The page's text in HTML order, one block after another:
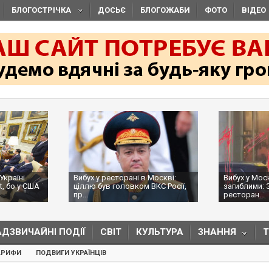
БЛОГОСТРІЧКА ДОСЬЄ БЛОГОЖАБИ ФОТО ВІДЕО
бо у США
Вибух у ресторані в Москві:
ціллю був головком ВКС Росії,
пр...
Вибух у
загиблими:
ресторан...
ПОДІЇ СВІТ КУЛЬТУРА ЗНАННЯ
ПОДВИГИ УКРАЇНЦІВ